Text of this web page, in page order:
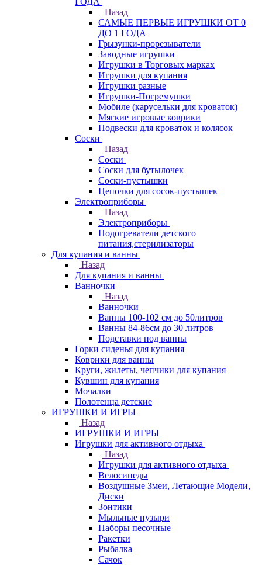
Назад
САМЫЕ ПЕРВЫЕ ИГРУШКИ ОТ 0
ДО 1 ГОДА
Грызунки-прорезыватели
Заводные игрушки
Игрушки в Торговых марках
Игрушки для купания
Игрушки разные
Игрушки-Погремушки
Мобиле (карусельки для кроваток)
Мягкие игровые коврики
Подвески для кроваток и колясок
Соски
Назад
Соски
Соски для бутылочек
Соски-пустышки
Цепочки для сосок-пустышек
Электроприборы
Назад
Электроприборы
Подогреватели детского
питания,стерилизаторы
Для купания и ванны
Назад
Для купания и ванны
Ванночки
Назад
Ванночки
Ванны 100-102 см до 50литров
Ванны 84-86см до 30 литров
Подставки под ванны
Горки сиденья для купания
Коврики для ванны
Круги, жилеты, чепчики для купания
Кувшин для купания
Мочалки
Полотенца детские
ИГРУШКИ И ИГРЫ
Назад
ИГРУШКИ И ИГРЫ
Игрушки для активного отдыха
Назад
Игрушки для активного отдыха
Велосипеды
Воздушные Змеи, Летающие Модели,
Диски
Зонтики
Мыльные пузыри
Наборы песочные
Ракетки
Рыбалка
Сачок